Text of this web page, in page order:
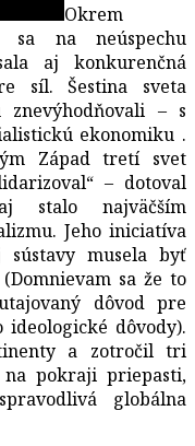
Okrem
sa na neúspechu
aj konkurenčná
síl. Šestina sveta
znevýhodňovali – s
ekonomiku .
Západ tretí svet
– dotoval
stalo najväčším
Jeho iniciatíva
musela byť
sa že to
dôvod pre
dôvody).
a zotročil tri
pokraji priepasti,
globálna